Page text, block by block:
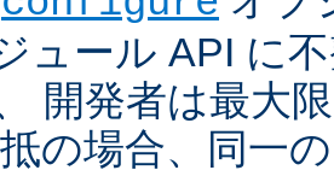
ュール API に
開発者は最大
の場合、同一